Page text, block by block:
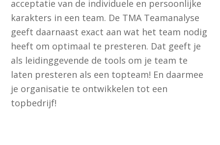
acceptatie van de individuele en persoonlijke
karakters in een team. De TMA Teamanalyse
geeft daarnaast exact aan wat het team nodig
heeft om optimaal te presteren. Dat geeft je
als leidinggevende de tools om je team te
laten presteren als een topteam! En daarmee
je organisatie te ontwikkelen tot een
topbedrijf!